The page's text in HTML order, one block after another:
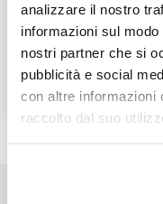
analizzare il nostro
informazioni sul
nostri partner che si
pubblicità e social
con altre informazioni
raccolto dal suo
Power Tracking
Ref. SO32B119
100,00 €
CONTACT A SELLER